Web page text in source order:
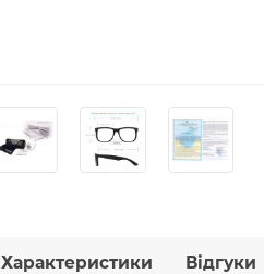
Характеристики Відгуки